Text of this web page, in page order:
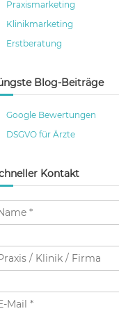
Praxismarketing
Klinikmarketing
Erstberatung
Blog-Beiträge
Google Bewertungen
DSGVO für Ärzte
Kontakt